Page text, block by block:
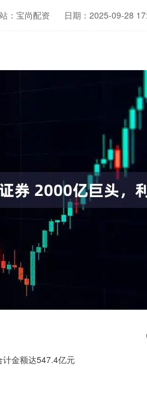
：宝尚配资 日期：2025-09-28
计金额达547.4亿元